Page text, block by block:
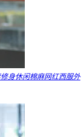
身休闲棉麻网红西服外